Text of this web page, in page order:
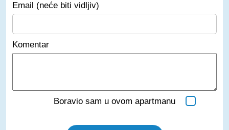
Email (neće biti vidljiv)
Komentar
Boravio sam u ovom apartmanu